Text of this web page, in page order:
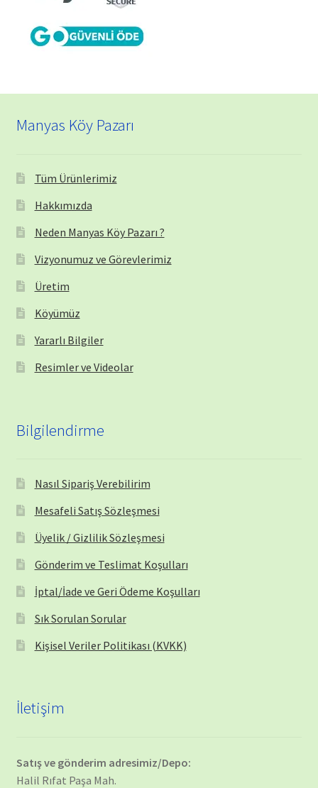
Manyas Köy Pazarı
Tüm Ürünlerimiz
Hakkımızda
Neden Manyas Köy Pazarı ?
Vizyonumuz ve Görevlerimiz
Üretim
Köyümüz
Yararlı Bilgiler
Resimler ve Videolar
Bilgilendirme
Nasıl Sipariş Verebilirim
Mesafeli Satış Sözleşmesi
Üyelik / Gizlilik Sözleşmesi
Gönderim ve Teslimat Koşulları
İptal/İade ve Geri Ödeme Koşulları
Sık Sorulan Sorular
Kişisel Veriler Politikası (KVKK)
İletişim
Satış ve gönderim adresimiz/Depo:
Halil Rıfat Paşa Mah.